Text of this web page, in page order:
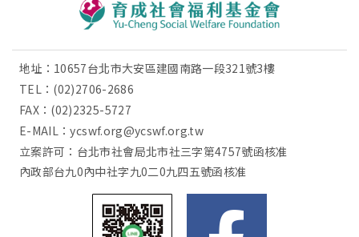
地址：10657台北市大安區建國南路一段321號3樓
TEL： (02)2706-2686
FAX：(02)2325-5727
E-MAIL：ycswf.org@ycswf.org.tw
立案許可：台北市社會局北市社三字第4757號函核准
內政部台九0內中社字九0二0九四五號函核准